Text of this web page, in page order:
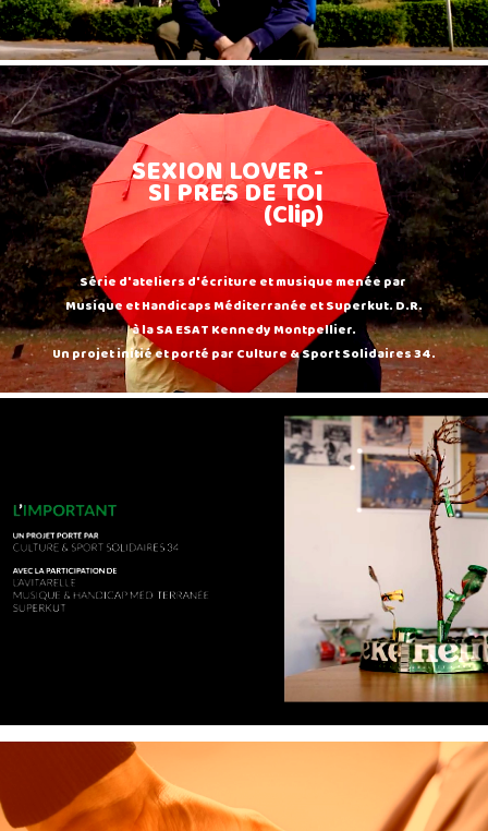
SEXION LOVER -
SI PRES DE TOI
(Clip)
Série d'ateliers d'écriture et musique menée par
Musique et Handicaps Méditerranée et Superkut. D.R.
à la SA ESAT Kennedy Montpellier.
Un projet initié et porté par Culture & Sport Solidaires 34.